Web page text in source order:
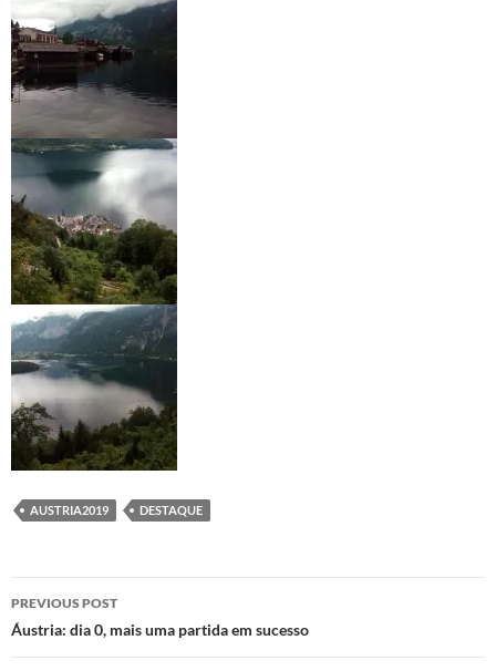
AUSTRIA2019 DESTAQUE
Post
navigation
PREVIOUS POST
Áustria: dia 0, mais uma partida em sucesso